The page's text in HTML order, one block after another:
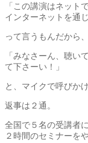
「この講演はネット
インターネットを通
って言うもんだから、
「みなさーん、聴
て下さーい！」
と、マイクで呼びか
返事は２通。
全国で５名の受講者に
２時間のセミナーを